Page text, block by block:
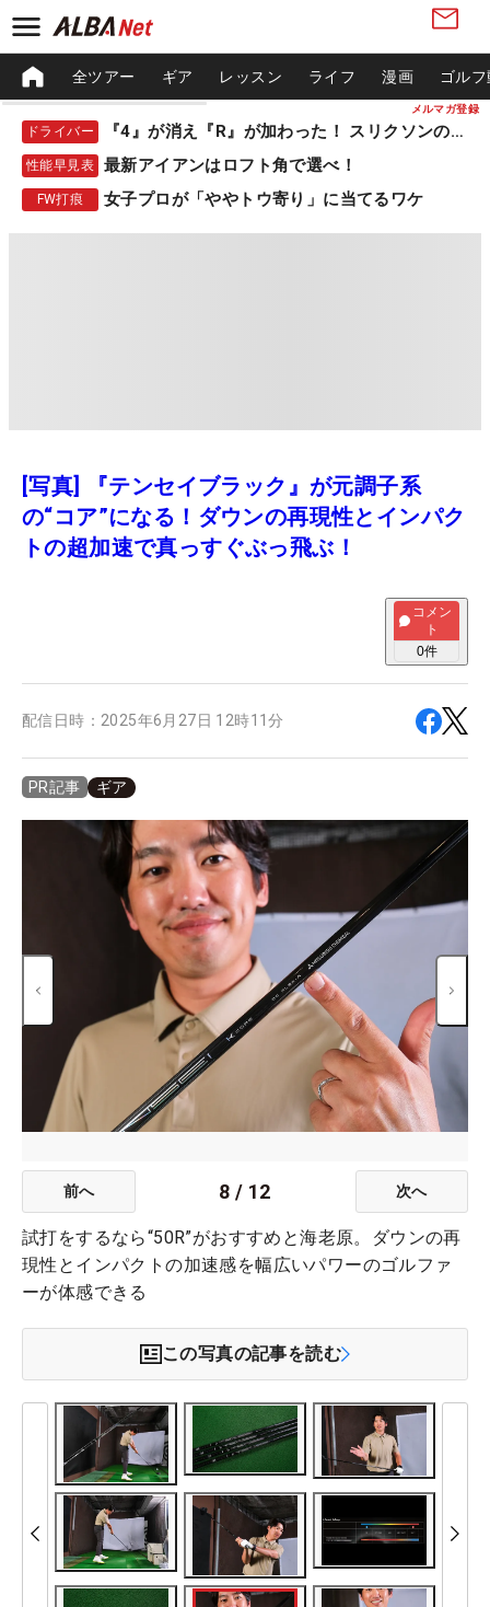
メルマガ登録
全ツアー ギア レッスン ライフ 漫画 ゴル
ドライバー 『4』が消え『R』が加わった！ スリクソンの新作
性能早見表 最新アイアンはロフト角で選べ！
FW打痕 女子プロが「ややトウ寄り」に当てるワケ
[写真] 『テンセイブラック』が元調子系
の“コア”になる！ダウンの再現性とインパク
トの超加速で真っすぐぶっ飛ぶ！
コメン
ト
0件
配信日時： 2025年6月27日 12時11分
PR記事 ギア
前へ 8 / 12 次へ
試打をするなら“50R”がおすすめと海老原。ダウンの再
現性とインパクトの加速感を幅広いパワーのゴルファ
ーが体感できる
この写真の記事を読む